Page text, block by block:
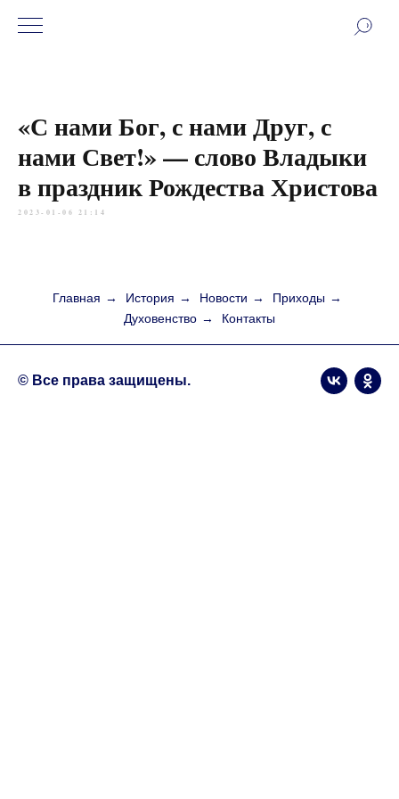
«С нами Бог, с нами Друг, с
нами Свет!» — слово Владыки
в праздник Рождества Христова
2023-01-06 21:14
Главная → История → Новости → Приходы →
Духовенство → Контакты
© Все права защищены.